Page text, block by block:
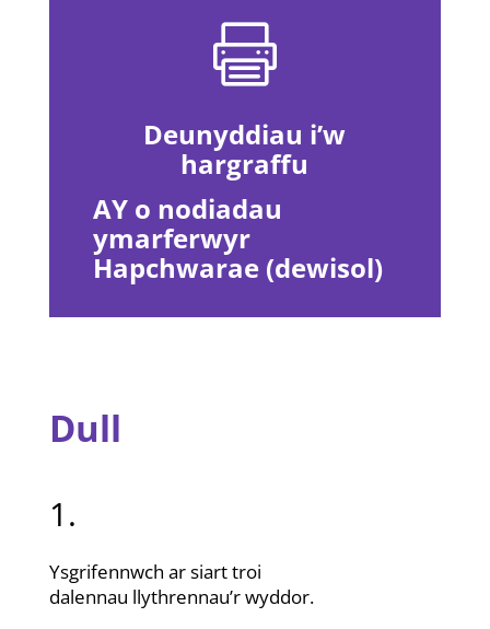

Deunyddiau i’w
hargraffu
AY o nodiadau
ymarferwyr
Hapchwarae (dewisol)
Dull
1.
Ysgrifennwch ar siart troi
dalennau llythrennau’r wyddor.